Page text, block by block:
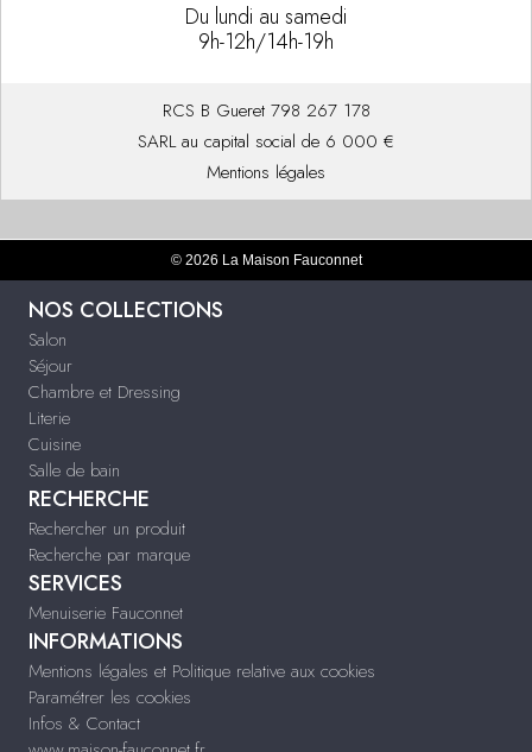
Du lundi au samedi
9h-12h/14h-19h
RCS B Gueret 798 267 178
SARL au capital social de 6 000 €
Mentions légales
© 2026 La Maison Fauconnet
NOS COLLECTIONS
Salon
Séjour
Chambre et Dressing
Literie
Cuisine
Salle de bain
RECHERCHE
Rechercher un produit
Recherche par marque
SERVICES
Menuiserie Fauconnet
INFORMATIONS
Mentions légales et Politique relative aux cookies
Paramétrer les cookies
Infos & Contact